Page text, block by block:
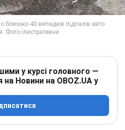
у курсі головного —
на Новини на OBOZ.UA у